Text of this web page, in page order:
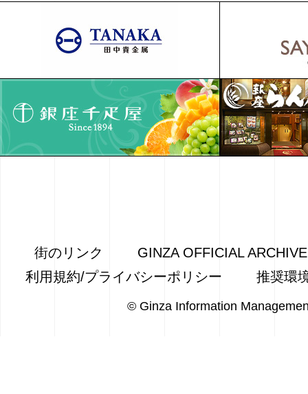
街のリンク
GINZA OFFICIAL
利用規約/プライバシーポリシー
推奨環
© Ginza Information